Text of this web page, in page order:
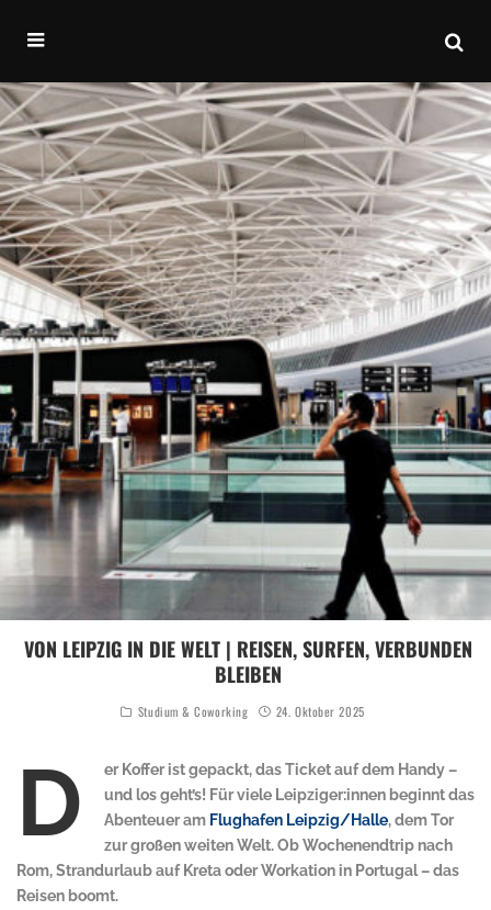
VON LEIPZIG IN DIE WELT | REISEN, SURFEN, VERBUNDEN
BLEIBEN
Studium & Coworking 24. Oktober 2025
D
er Koffer ist gepackt, das Ticket auf dem Handy –
und los geht’s! Für viele Leipziger:innen beginnt das
Abenteuer am Flughafen Leipzig/Halle, dem Tor
zur großen weiten Welt. Ob Wochenendtrip nach
Rom, Strandurlaub auf Kreta oder Workation in Portugal – das
Reisen boomt.